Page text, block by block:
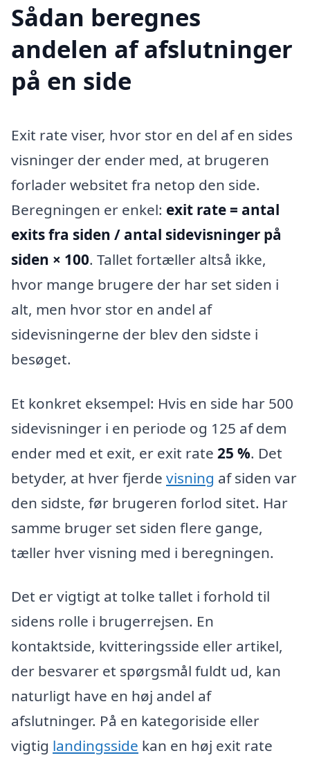
Sådan beregnes
andelen af afslutninger
på en side
Exit rate viser, hvor stor en del af en sides
visninger der ender med, at brugeren
forlader websitet fra netop den side.
Beregningen er enkel: exit rate = antal
exits fra siden / antal sidevisninger på
siden × 100. Tallet fortæller altså ikke,
hvor mange brugere der har set siden i
alt, men hvor stor en andel af
sidevisningerne der blev den sidste i
besøget.
Et konkret eksempel: Hvis en side har 500
sidevisninger i en periode og 125 af dem
ender med et exit, er exit rate 25 %. Det
betyder, at hver fjerde visning af siden var
den sidste, før brugeren forlod sitet. Har
samme bruger set siden flere gange,
tæller hver visning med i beregningen.
Det er vigtigt at tolke tallet i forhold til
sidens rolle i brugerrejsen. En
kontaktside, kvitteringsside eller artikel,
der besvarer et spørgsmål fuldt ud, kan
naturligt have en høj andel af
afslutninger. På en kategoriside eller
vigtig landingsside kan en høj exit rate